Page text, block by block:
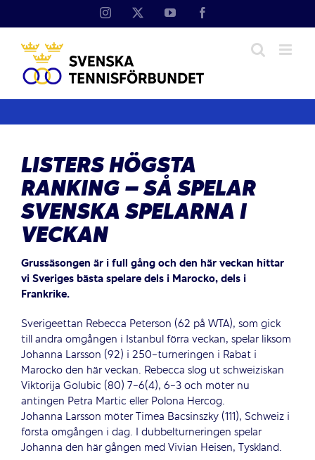
Instagram YouTube
LISTERS HÖGSTA
RANKING – SÅ SPELAR
SVENSKA SPELARNA I
VECKAN
Grussäsongen är i full gång och den här veckan hittar
vi Sveriges bästa spelare dels i Marocko, dels i
Frankrike.
Sverigeettan Rebecca Peterson (62 på WTA), som gick
till andra omgången i Istanbul förra veckan, spelar liksom
Johanna Larsson (92) i 250-turneringen i Rabat i
Marocko den här veckan. Rebecca slog ut schweiziskan
Viktorija Golubic (80) 7-6(4), 6-3 och möter nu
antingen Petra Martic eller Polona Hercog.
Johanna Larsson möter Timea Bacsinszky (111), Schweiz i
första omgången i dag. I dubbelturneringen spelar
Johanna den här gången med Vivian Heisen, Tyskland.